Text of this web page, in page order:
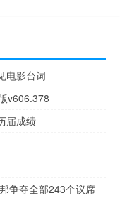
电影台词
v606.378
届成绩
争夺全部243个议席